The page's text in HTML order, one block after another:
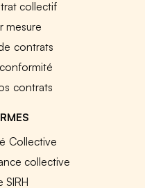
collectif
mesure
contrats
contrats
Collective
collective
SIRH